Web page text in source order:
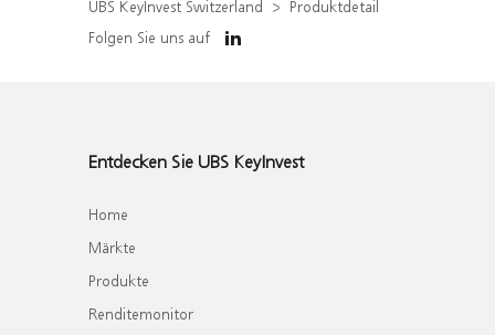
UBS KeyInvest Switzerland
Produktdetail
Folgen Sie uns auf
Entdecken Sie UBS KeyInvest
Home
Märkte
Produkte
Renditemonitor